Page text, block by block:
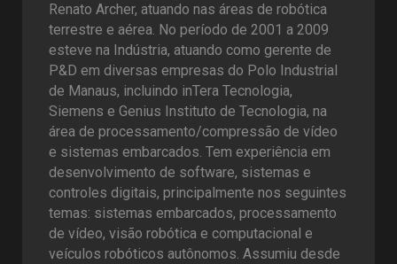
Renato Archer, atuando nas áreas de robótica
terrestre e aérea. No período de 2001 a 2009
esteve na Indústria, atuando como gerente de
P&D em diversas empresas do Polo Industrial
de Manaus, incluindo inTera Tecnologia,
Siemens e Genius Instituto de Tecnologia, na
área de processamento/compressão de vídeo
e sistemas embarcados. Tem experiência em
desenvolvimento de software, sistemas e
controles digitais, principalmente nos seguintes
temas: sistemas embarcados, processamento
de vídeo, visão robótica e computacional e
veículos robóticos autônomos. Assumiu desde